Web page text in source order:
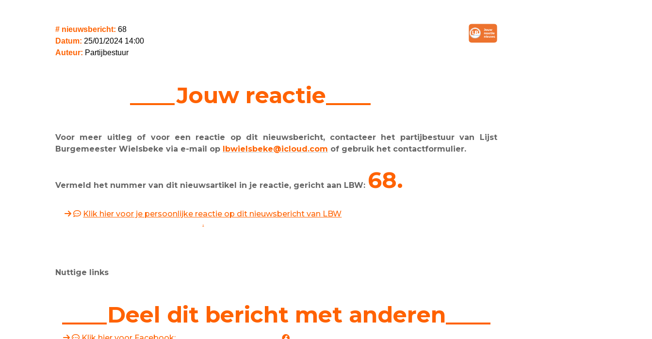
# nieuwsbericht: 68
Datum: 25/01/2024 14:00
Auteur: Partijbestuur
____Jouw reactie____
Voor meer uitleg of voor een reactie op dit nieuwsbericht, contacteer het partijbestuur van Lijst
Burgemeester Wielsbeke via e-mail op lbwielsbeke@icloud.com of gebruik het contactformulier.
Vermeld het nummer van dit nieuwsartikel in je reactie, gericht aan LBW: 68.
Klik hier voor je persoonlijke reactie op dit nieuwsbericht van LBW
.
Nuttige links
____Deel dit bericht met anderen____